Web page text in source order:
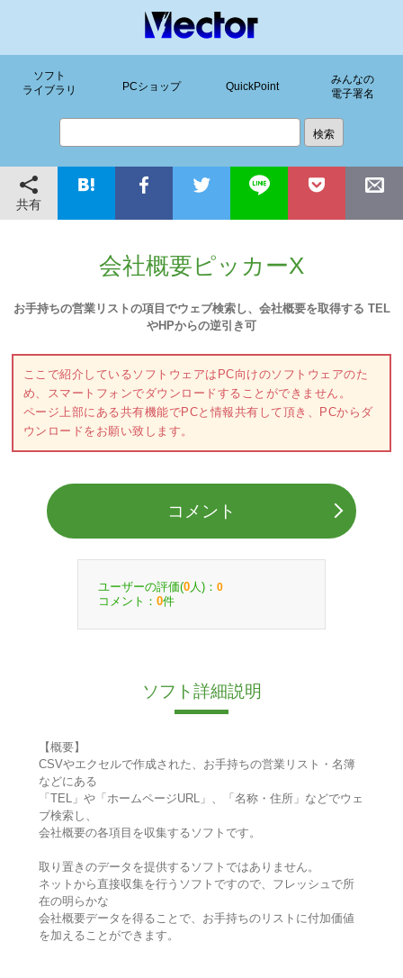
ソフト
ライブラリ
PCショップ QuickPoint
みんなの
電子署名
共有
会社概要ピッカーX
お手持ちの営業リストの項目でウェブ検索し、会社概要を取得する TEL
やHPからの逆引き可
ここで紹介しているソフトウェアはPC向けのソフトウェアのた
め、スマートフォンでダウンロードすることができません。
ページ上部にある共有機能でPCと情報共有して頂き、PCからダ
ウンロードをお願い致します。
コメント
ユーザーの評価(0 人)： 0
コメント： 0件
ソフト詳細説明
【概要】
CSVやエクセルで作成された、お手持ちの営業リスト・名簿
などにある
「TEL」や「ホームページURL」、「名称・住所」などでウェ
ブ検索し、
会社概要の各項目を収集するソフトです。
取り置きのデータを提供するソフトではありません。
ネットから直接収集を行うソフトですので、フレッシュで所
在の明らかな
会社概要データを得ることで、お手持ちのリストに付加価値
を加えることができます。